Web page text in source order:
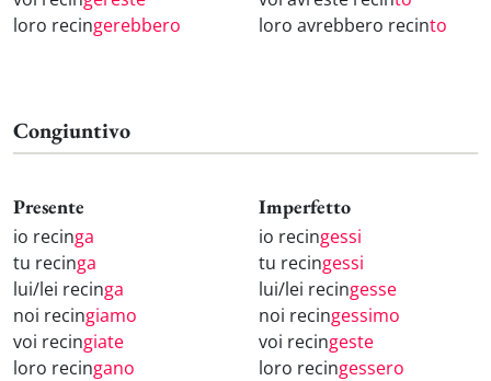
loro recingerebbero
loro avrebbero recinto
Congiuntivo
Presente
io recinga
tu recinga
lui/lei recinga
noi recingiamo
voi recingiate
loro recingano
Imperfetto
io recingessi
tu recingessi
lui/lei recingesse
noi recingessimo
voi recingeste
loro recingessero